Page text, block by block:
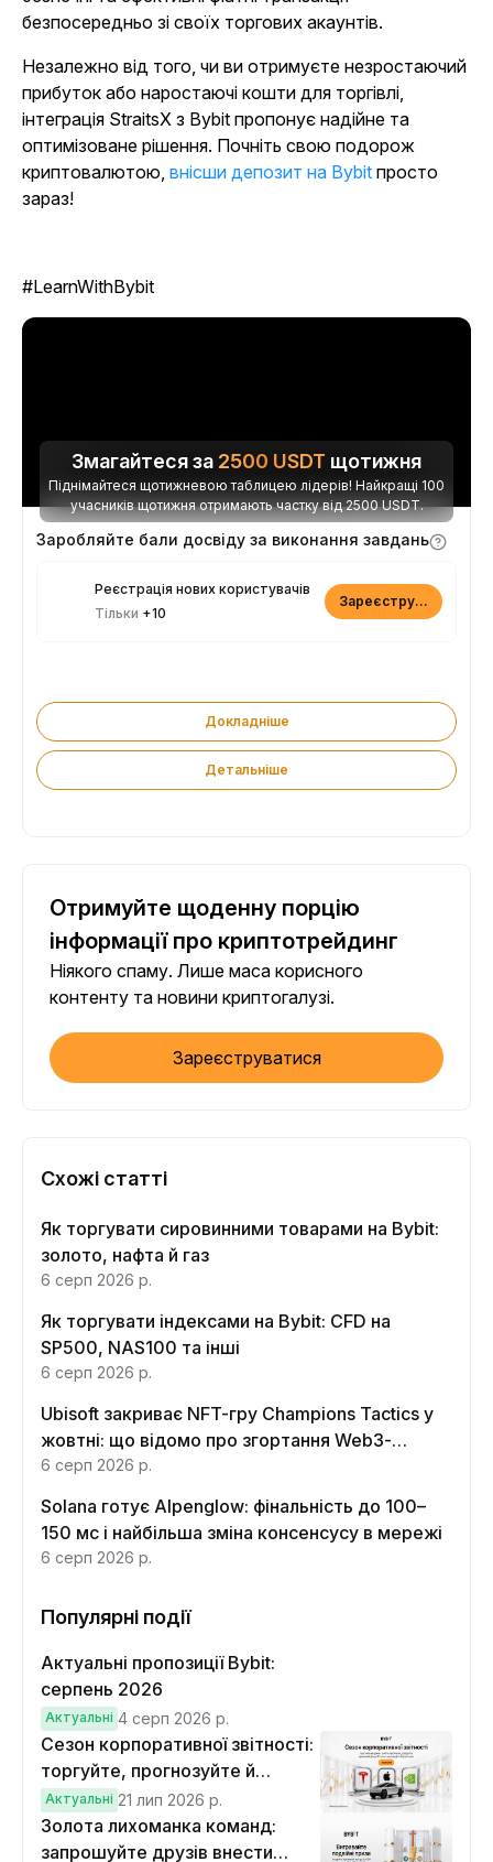
безпосередньо зі своїх торгових акаунтів.
Незалежно від того, чи ви отримуєте незростаючий
прибуток або наростаючі кошти для торгівлі,
інтеграція StraitsX з Bybit пропонує надійне та
оптимізоване рішення. Почніть свою подорож
криптовалютою, внісши депозит на Bybit просто
зараз!
#LearnWithBybit
Змагайтеся за 2500 USDT щотижня
Піднімайтеся щотижневою таблицею лідерів! Найкращі 100
учасників щотижня отримають частку від 2500 USDT.
Заробляйте бали досвіду за виконання завдань
Реєстрація нових користувачів
Тільки +10
Зареєструватися
Докладніше
Детальніше
Отримуйте щоденну порцію
інформації про криптотрейдинг
Ніякого спаму. Лише маса корисного
контенту та новини криптогалузі.
Зареєструватися
Схожі статті
Як торгувати сировинними товарами на Bybit:
золото, нафта й газ
6 серп 2026 р.
Як торгувати індексами на Bybit: CFD на
SP500, NAS100 та інші
6 серп 2026 р.
Ubisoft закриває NFT-гру Champions Tactics у
жовтні: що відомо про згортання Web3-
функцій
6 серп 2026 р.
Solana готує Alpenglow: фінальність до 100–
150 мс і найбільша зміна консенсусу в мережі
6 серп 2026 р.
Популярні події
Актуальні пропозиції Bybit:
серпень 2026
Актуальні 4 серп 2026 р.
Сезон корпоративної звітності:
торгуйте, прогнозуйте й
вигравайте Cybertruck
Актуальні 21 лип 2026 р.
Золота лихоманка команд:
запрошуйте друзів внести